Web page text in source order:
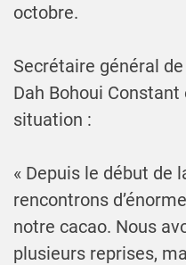
octobre.
Secrétaire général
Dah Bohoui
situation :
« Depuis le début de
rencontrons
notre cacao. Nous
plusieurs reprises,